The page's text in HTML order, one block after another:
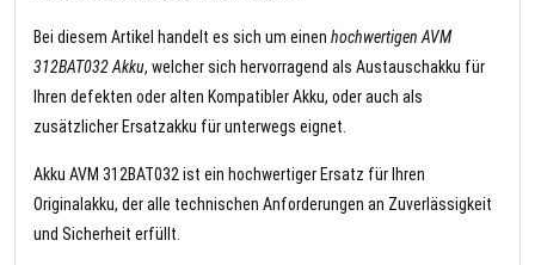
Bei diesem Artikel handelt es sich um einen hochwertigen AVM
312BAT032 Akku, welcher sich hervorragend als Austauschakku für
Ihren defekten oder alten Kompatibler Akku, oder auch als
zusätzlicher Ersatzakku für unterwegs eignet.
Akku AVM 312BAT032 ist ein hochwertiger Ersatz für Ihren
Originalakku, der alle technischen Anforderungen an Zuverlässigkeit
und Sicherheit erfüllt.